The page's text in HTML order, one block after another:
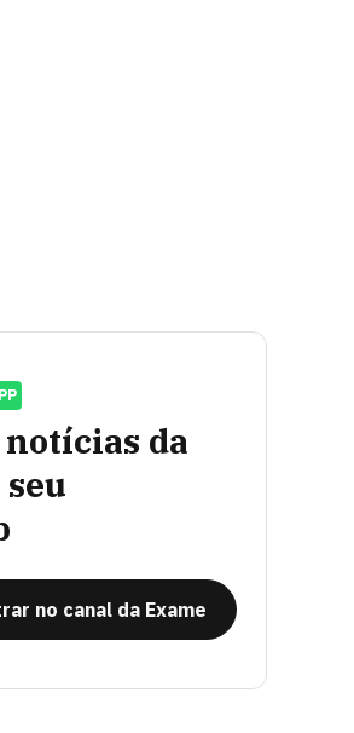
notícias da
no canal da Exame